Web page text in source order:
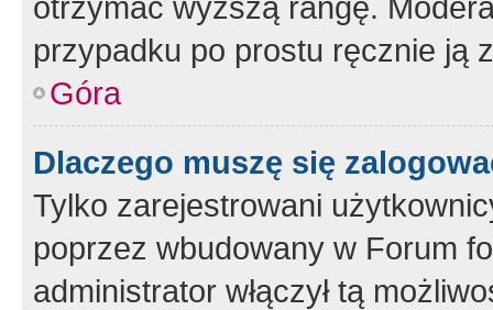
przypadku po prostu ręcznie ją
Góra
Dlaczego muszę się
Tylko zarejestrowani
poprzez wbudowany w Forum
administrator włączył tą